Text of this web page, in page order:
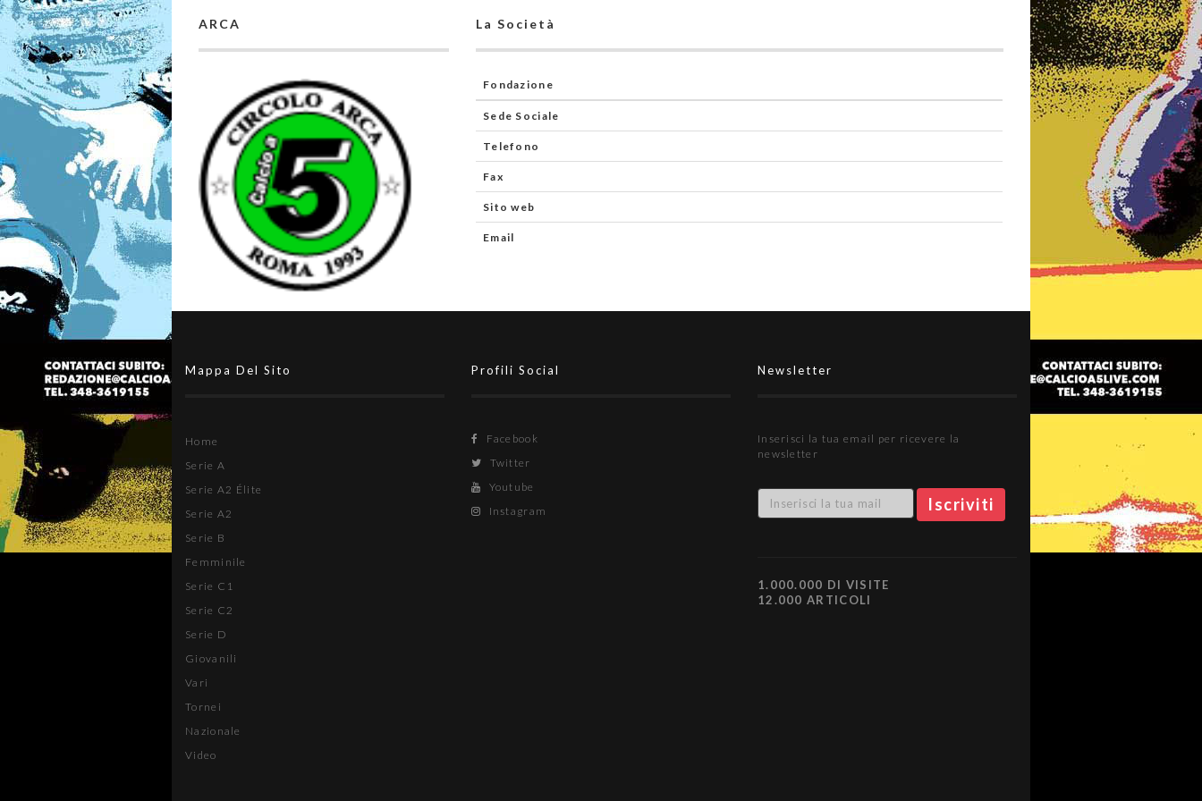
ARCA La Società
Fondazione
Sede Sociale
Telefono
Fax
Sito web
Email
Mappa Del Sito
Home
Serie A
Serie A2 Élite
Serie A2
Serie B
Femminile
Serie C1
Serie C2
Serie D
Giovanili
Vari
Tornei
Nazionale
Video
Profili Social
Facebook
Twitter
Youtube
Instagram
Newsletter
Inserisci la tua email per ricevere la
newsletter
1.000.000 DI VISITE
12.000 ARTICOLI